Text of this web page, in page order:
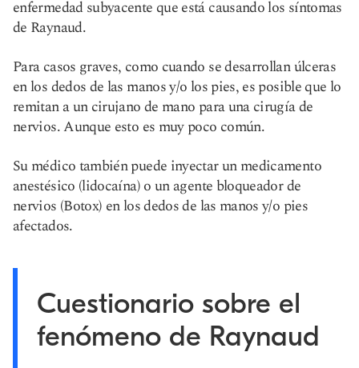
enfermedad subyacente que está causando los síntomas
de Raynaud.
Para casos graves, como cuando se desarrollan úlceras
en los dedos de las manos y/o los pies, es posible que lo
remitan a un cirujano de mano para una cirugía de
nervios. Aunque esto es muy poco común.
Su médico también puede inyectar un medicamento
anestésico (lidocaína) o un agente bloqueador de
nervios (Botox) en los dedos de las manos y/o pies
afectados.
Cuestionario sobre el
fenómeno de Raynaud